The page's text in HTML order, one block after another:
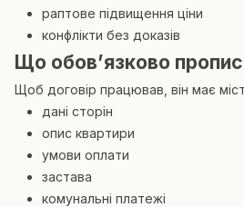
раптове підвищення ціни
конфлікти без доказів
Що обов’язково
Щоб договір працював, він має
дані сторін
опис квартири
умови оплати
застава
комунальні платежі